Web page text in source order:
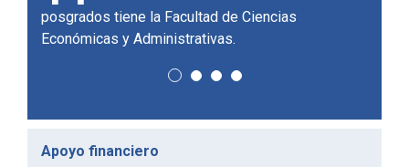
posgrados tiene la Facultad de Ciencias
Económicas y Administrativas.
Apoyo financiero